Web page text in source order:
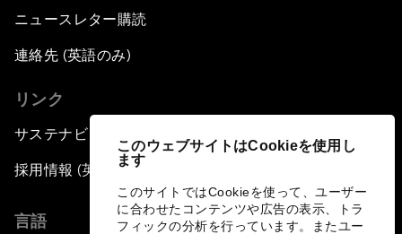
このウェブサイトはCookieを使用し
ます
このサイトではCookieを使って、ユーザー
に合わせたコンテンツや広告の表示、トラ
フィックの分析を行っています。またユー
ニュースレター購読
連絡先 (英語のみ)
リンク
サステナビリティへの取り組み
採用情報 (英語のみ)
言語